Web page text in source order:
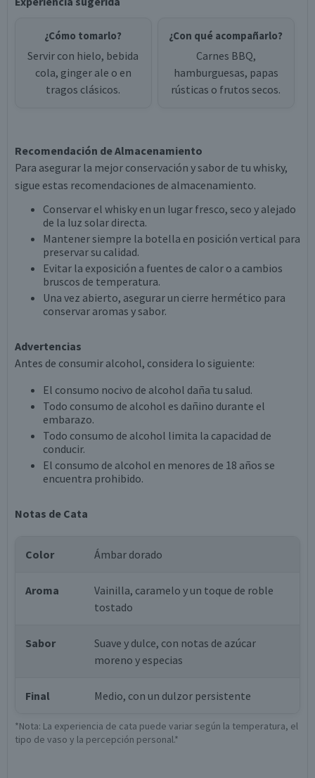
¿Cómo tomarlo?
Servir con hielo, bebida
cola, ginger ale o en
tragos clásicos.
¿Con qué acompañarlo?
Carnes BBQ,
hamburguesas, papas
rústicas o frutos secos.
Recomendación de Almacenamiento
Para asegurar la mejor conservación y sabor de tu whisky,
sigue estas recomendaciones de almacenamiento.
Conservar el whisky en un lugar fresco, seco y alejado
de la luz solar directa.
Mantener siempre la botella en posición vertical para
preservar su calidad.
Evitar la exposición a fuentes de calor o a cambios
bruscos de temperatura.
Una vez abierto, asegurar un cierre hermético para
conservar aromas y sabor.
Advertencias
Antes de consumir alcohol, considera lo siguiente:
El consumo nocivo de alcohol daña tu salud.
Todo consumo de alcohol es dañino durante el
embarazo.
Todo consumo de alcohol limita la capacidad de
conducir.
El consumo de alcohol en menores de 18 años se
encuentra prohibido.
Notas de Cata
Color Ámbar dorado
Aroma
Vainilla, caramelo y un toque de roble
tostado
Sabor
Suave y dulce, con notas de azúcar
moreno y especias
Final Medio, con un dulzor persistente
*Nota: La experiencia de cata puede variar según la temperatura, el
tipo de vaso y la percepción personal.*